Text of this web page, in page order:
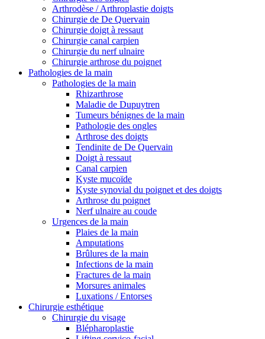
Arthrodèse / Arthroplastie doigts
Chirurgie de De Quervain
Chirurgie doigt à ressaut
Chirurgie canal carpien
Chirurgie du nerf ulnaire
Chirurgie arthrose du poignet
Pathologies de la main
Pathologies de la main
Rhizarthrose
Maladie de Dupuytren
Tumeurs bénignes de la main
Pathologie des ongles
Arthrose des doigts
Tendinite de De Quervain
Doigt à ressaut
Canal carpien
Kyste mucoïde
Kyste synovial du poignet et des doigts
Arthrose du poignet
Nerf ulnaire au coude
Urgences de la main
Plaies de la main
Amputations
Brûlures de la main
Infections de la main
Fractures de la main
Morsures animales
Luxations / Entorses
Chirurgie esthétique
Chirurgie du visage
Blépharoplastie